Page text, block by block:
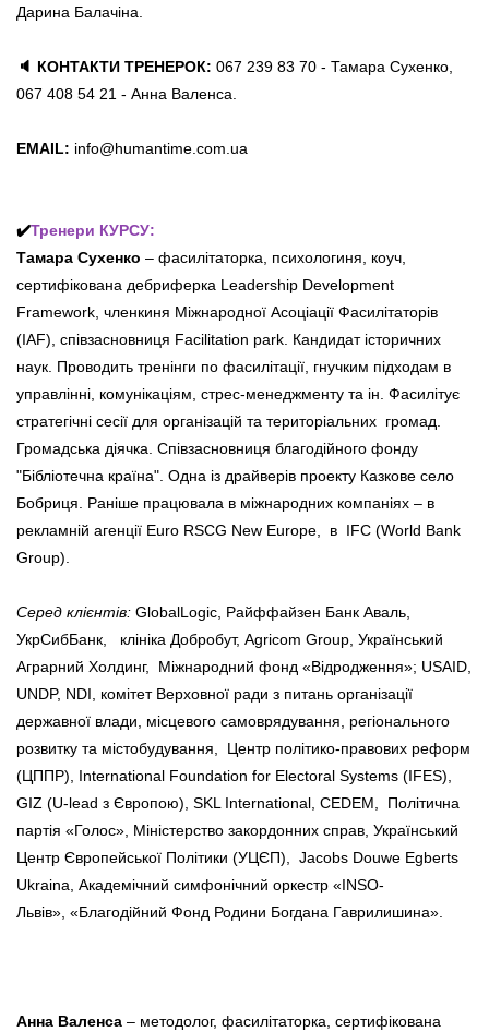
Дарина Балачіна.
🔈 КОНТАКТИ ТРЕНЕРОК: 067 239 83 70 - Тамара Сухенко,
067 408 54 21 - Анна Валенса.
EMAIL: info@humantime.com.ua
✔️Тренери КУРСУ:
Тамара Сухенко – фасилітаторка, психологиня, коуч,
сертифікована дебриферка Leadership Development
Framework, членкиня Міжнародної Асоціації Фасилітаторів
(IAF), співзасновниця Facilitation park. Кандидат історичних
наук. Проводить тренінги по фасилітації, гнучким підходам в
управлінні, комунікаціям, стрес-менеджменту та ін. Фасилітує
стратегічні сесії для організацій та територіальних громад.
Громадська діячка. Співзасновниця благодійного фонду
"Бібліотечна країна". Одна із драйверів проекту Казкове село
Бобриця. Раніше працювала в міжнародних компаніях – в
рекламній агенції Euro RSCG New Europe, в IFC (World Bank
Group).
Серед клієнтів: GlobalLogic, Райффайзен Банк Аваль,
УкрСибБанк, клініка Добробут, Agricom Group, Український
Аграрний Холдинг, Міжнародний фонд «Відродження»; USAID,
UNDP, NDI, комітет Верховної ради з питань організації
державної влади, місцевого самоврядування, регіонального
розвитку та містобудування, Центр політико-правових реформ
(ЦППР), International Foundation for Electoral Systems (IFES),
GIZ (U-lead з Європою), SKL International, CEDEM, Політична
партія «Голос», Міністерство закордонних справ, Український
Центр Європейської Політики (УЦЄП), Jacobs Douwe Egberts
Ukraina, Академічний симфонічний оркестр «INSO-
Львів», «Благодійний Фонд Родини Богдана Гаврилишина».
Анна Валенса – методолог, фасилітаторка, сертифікована